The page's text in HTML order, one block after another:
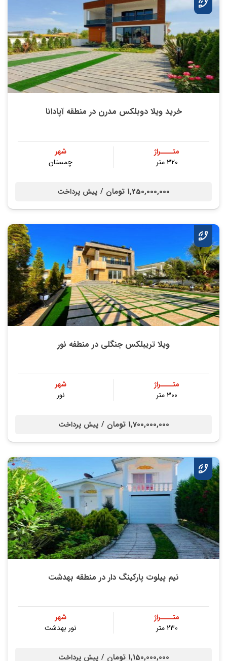
خرید ویلا دوبلکس مدرن در منطقه آپادانا
متــــراژ
320 متر
شهر
چمستان
1,250,000,000 تومان / پیش پرداخت
ویلا تریبلکس جنگلي در منطفه نور
متــــراژ
۳۰۰ متر
شهر
نور
1,700,000,000 تومان / پیش پرداخت
نیم پیلوت پارکينگ دار در منطقه بهدشت
متــــراژ
230 متر
شهر
نور بهدشت
1,150,000,000 تومان / پیش پرداخت